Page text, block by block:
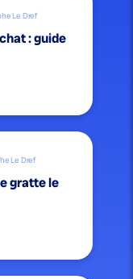
Le Dref
: guide
Le Dref
gratte le